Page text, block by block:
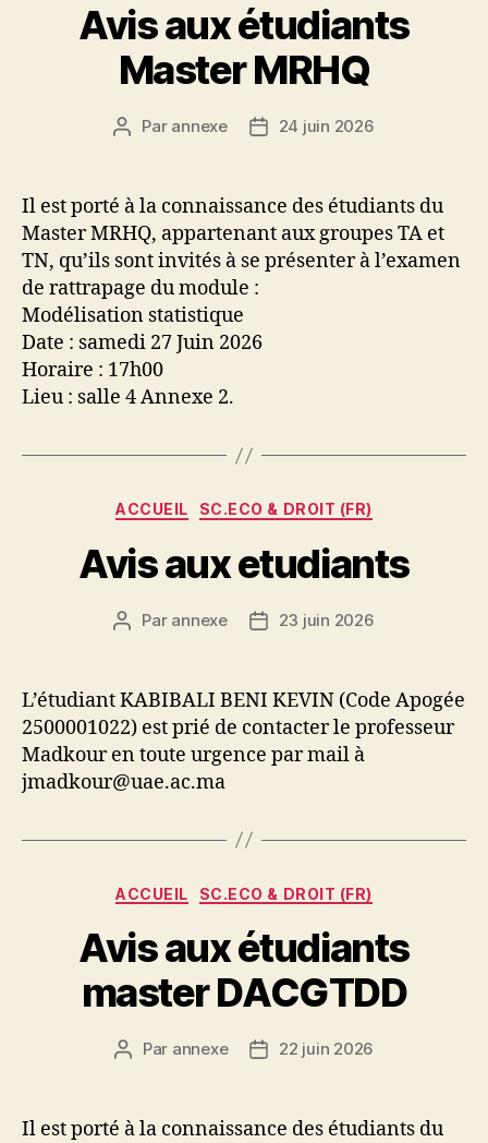
Avis aux étudiants
Master MRHQ
Auteur
Par annexe
Date24 juin 2026
Il est porté à la connaissance des étudiants du
Master MRHQ, appartenant aux groupes TA et
TN, qu’ils sont invités à se présenter à l’examen
de rattrapage du module :
Modélisation statistique
Date : samedi 27 Juin 2026
Horaire : 17h00
Lieu : salle 4 Annexe 2.
Catégories
ACCUEIL SC.ECO & DROIT (FR)
Avis aux etudiants
Auteur
Par annexe
Date23 juin 2026
L’étudiant KABIBALI BENI KEVIN (Code Apogée
2500001022) est prié de contacter le professeur
Madkour en toute urgence par mail à
jmadkour@uae.ac.ma
Catégories
ACCUEIL SC.ECO & DROIT (FR)
Avis aux étudiants
master DACGTDD
Auteur
Par annexe
Date22 juin 2026
Il est porté à la connaissance des étudiants du